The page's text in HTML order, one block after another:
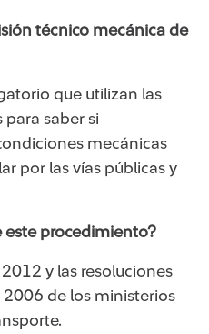
técnico mecánica de
que utilizan las
saber si
mecánicas
por las vías públicas y
este procedimiento?
y las resoluciones
de los ministerios